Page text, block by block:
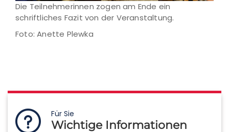
Die Teilnehmerinnen zogen am Ende ein
schriftliches Fazit von der Veranstaltung.
Foto: Anette Plewka
Für Sie
Wichtige Informationen